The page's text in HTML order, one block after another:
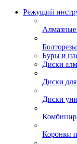
Режущий
Алмазные
Буры и
Диски
Диски
Диски
Коронки